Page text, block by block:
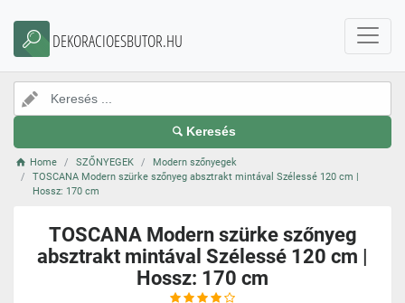
DEKORACIOESBUTOR.HU
Keresés
Home SZŐNYEGEK
Modern szőnyegek
TOSCANA Modern szürke szőnyeg absztrakt mintával Szélessé 120 cm |
Hossz: 170 cm
TOSCANA Modern szürke szőnyeg
absztrakt mintával Szélessé 120 cm |
Hossz: 170 cm